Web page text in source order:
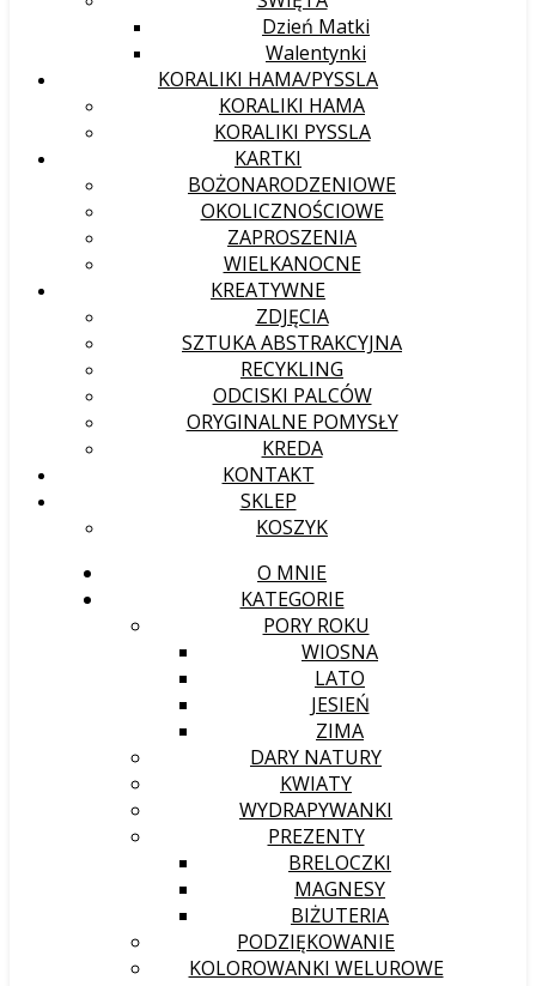
Dzień Matki
Walentynki
KORALIKI HAMA/PYSSLA
KORALIKI HAMA
KORALIKI PYSSLA
KARTKI
BOŻONARODZENIOWE
OKOLICZNOŚCIOWE
ZAPROSZENIA
WIELKANOCNE
KREATYWNE
ZDJĘCIA
SZTUKA ABSTRAKCYJNA
RECYKLING
ODCISKI PALCÓW
ORYGINALNE POMYSŁY
KREDA
KONTAKT
SKLEP
KOSZYK
O MNIE
KATEGORIE
PORY ROKU
WIOSNA
LATO
JESIEŃ
ZIMA
DARY NATURY
KWIATY
WYDRAPYWANKI
PREZENTY
BRELOCZKI
MAGNESY
BIŻUTERIA
PODZIĘKOWANIE
KOLOROWANKI WELUROWE